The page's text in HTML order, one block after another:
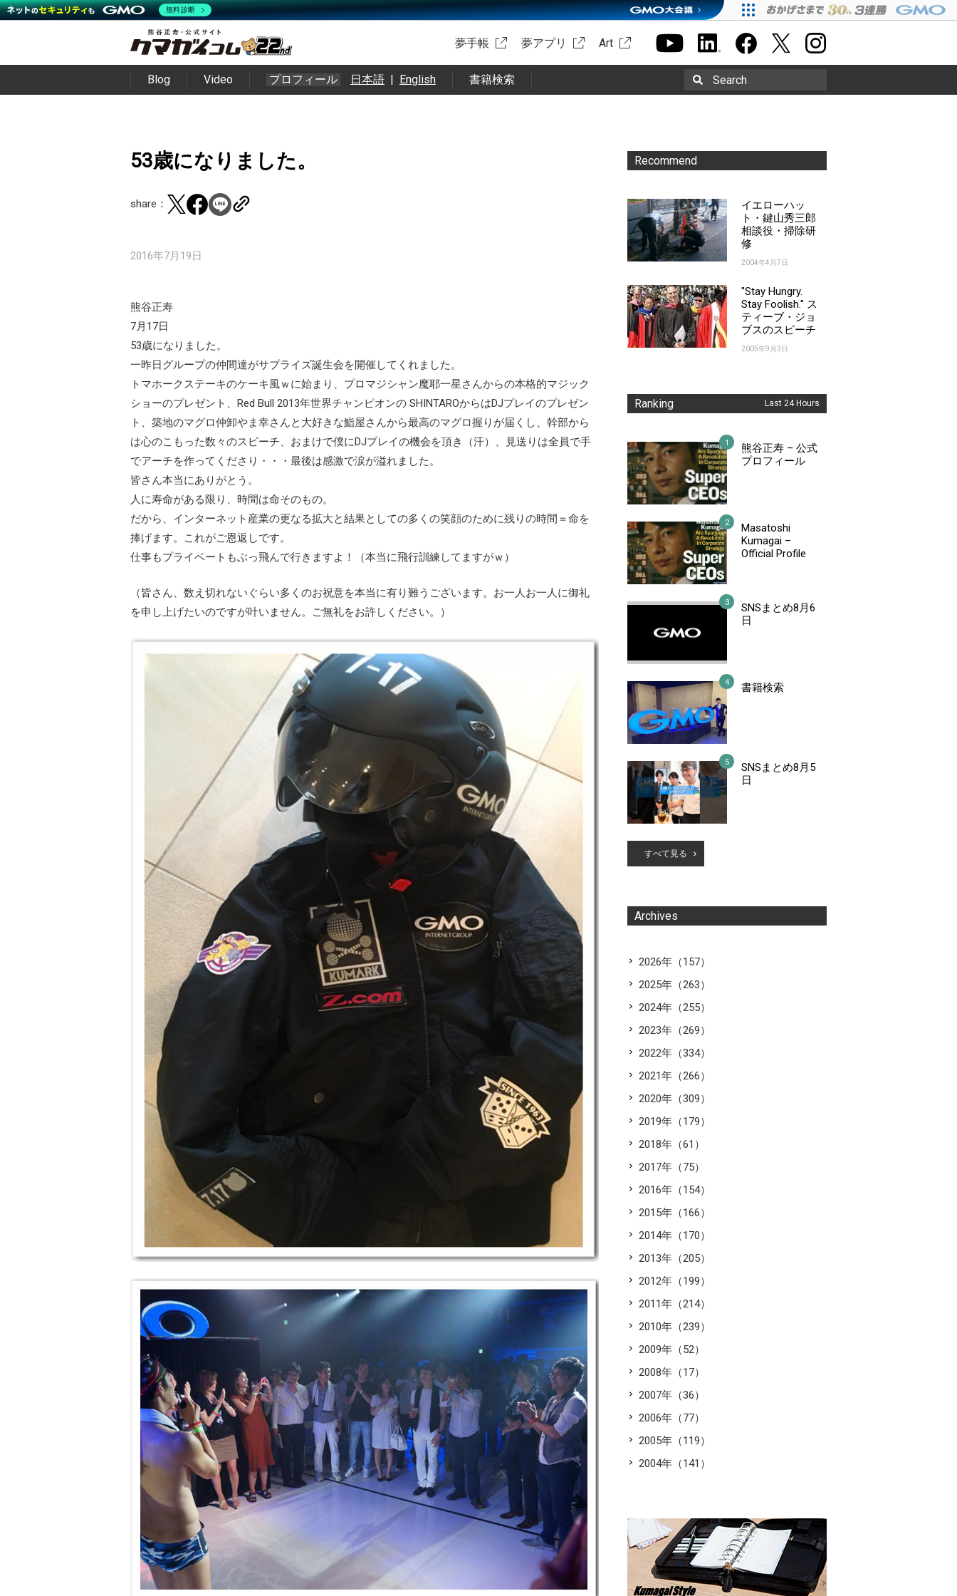
夢手帳 夢アプリ Art
Blog Video プロフィール 日本語 | English 書籍検索 Search
53歳になりました。
share：
2016年7月19日
熊谷正寿
7月17日
53歳になりました。
一昨日グループの仲間達がサプライズ誕生会を開催してくれました。
トマホークステーキのケーキ風ｗに始まり、プロマジシャン魔耶一星さんからの本格的マジック
ショーのプレゼント、Red Bull 2013年世界チャンピオンの SHINTAROからはDJプレイのプレゼン
ト、築地のマグロ仲卸やま幸さんと大好きな鮨屋さんから最高のマグロ握りが届くし、幹部から
は心のこもった数々のスピーチ、おまけで僕にDJプレイの機会を頂き（汗）、見送りは全員で手
でアーチを作ってくださり・・・最後は感激で涙が溢れました。
皆さん本当にありがとう。
人に寿命がある限り、時間は命そのもの。
だから、インターネット産業の更なる拡大と結果としての多くの笑顔のために残りの時間＝命を
捧げます。これがご恩返しです。
仕事もプライベートもぶっ飛んで行きますよ！（本当に飛行訓練してますがｗ）
（皆さん、数え切れないぐらい多くのお祝意を本当に有り難うございます。お一人お一人に御礼
を申し上げたいのですが叶いません。ご無礼をお許しください。）
Recommend
イエローハッ
ト・鍵山秀三郎
相談役・掃除研
修
2004年4月7日
"Stay Hungry.
Stay Foolish." ス
ティーブ・ジョ
ブスのスピーチ
2005年9月3日
Ranking Last 24 Hours
熊谷正寿 – 公式
プロフィール
Masatoshi
Kumagai –
Official Profile
SNSまとめ8月6
日
書籍検索
SNSまとめ8月5
日
すべて見る
Archives
2026年（157）
2025年（263）
2024年（255）
2023年（269）
2022年（334）
2021年（266）
2020年（309）
2019年（179）
2018年（61）
2017年（75）
2016年（154）
2015年（166）
2014年（170）
2013年（205）
2012年（199）
2011年（214）
2010年（239）
2009年（52）
2008年（17）
2007年（36）
2006年（77）
2005年（119）
2004年（141）
無料診断